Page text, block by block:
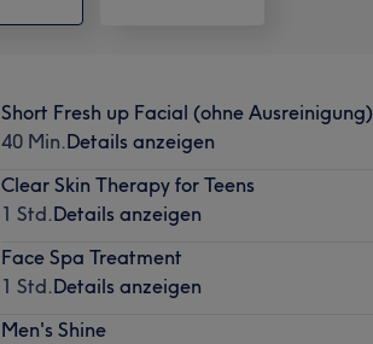
Short Fresh up Facial (ohne Ausreinigung)
40 Min.Details anzeigen
Clear Skin Therapy for Teens
1 Std.Details anzeigen
Face Spa Treatment
1 Std.Details anzeigen
Men's Shine